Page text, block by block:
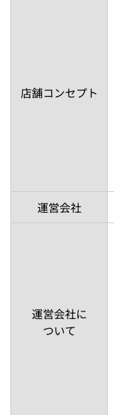
店舗コンセプト
運営会社
運営会社に
ついて